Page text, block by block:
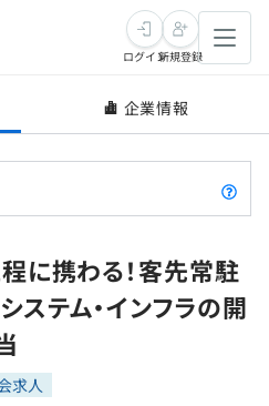
ログイン新規登録
企業情報
に携わる！客先常駐
ステム・インフラの開
求人